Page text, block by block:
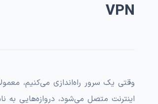
VPN
وقتی یک سرور راه‌اندازی می‌کنیم،
اینترنت متصل می‌شود، دروازه‌هایی به